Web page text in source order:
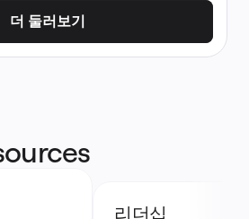
더 둘러보기
리더십